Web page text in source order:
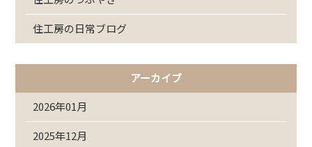
住工房の日常ブログ
アーカイブ
2026年01月
2025年12月